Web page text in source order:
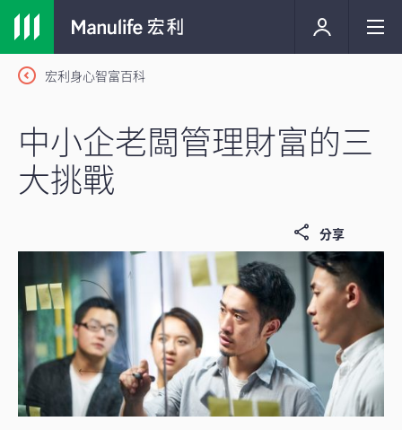
宏利身心智富百科
中小企老闆管理財富的三
大挑戰
分享